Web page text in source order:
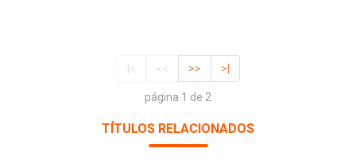
|< << >> >|
página 1 de 2
TÍTULOS RELACIONADOS